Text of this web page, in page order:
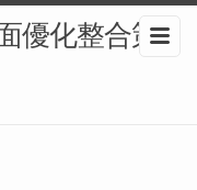
優化整合策